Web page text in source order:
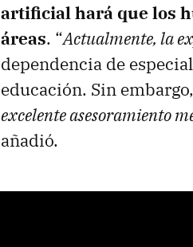
artificial hará que los
áreas. “Actualmente, la
dependencia de
educación. Sin
excelente asesoramiento
añadió.